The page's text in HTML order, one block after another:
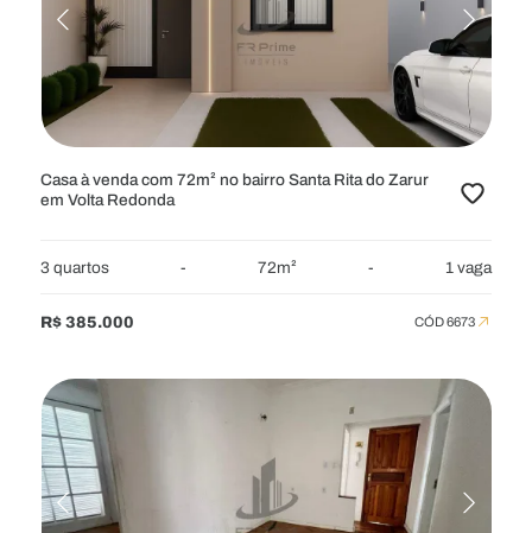
Casa à venda com 72m² no bairro Santa Rita do Zarur
em Volta Redonda
3 quartos - 72m² - 1 vaga
R$ 385.000 CÓD 6673